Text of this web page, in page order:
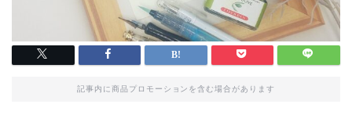
記事内に商品プロモーションを含む場合があります